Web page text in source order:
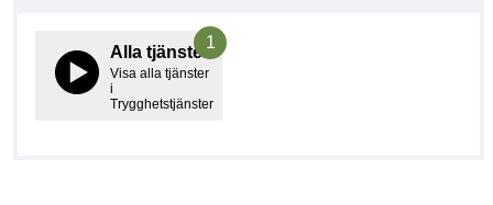
Alla tjänster
Visa alla tjänster
i
Trygghetstjänster
1